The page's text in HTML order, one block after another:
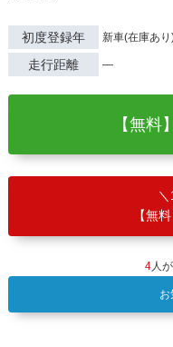
初度登録年 新車(在庫あり
走行距離 ―
【無料
【無
4人
お